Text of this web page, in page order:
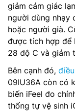
giảm cảm giác
người dùng nhạy
hoặc người già.
được tích hợp để
28 độ C và giảm
Bên cạnh đó,
09IU36A còn có
biến iFeel đo
thống tự vệ sinh